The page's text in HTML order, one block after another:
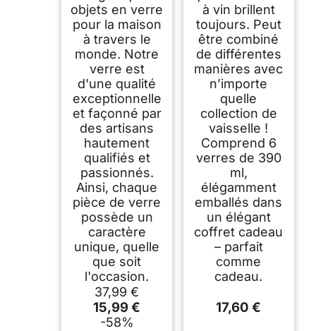
objets en verre
pour la maison
à travers le
monde. Notre
verre est
d'une qualité
exceptionnelle
et façonné par
des artisans
hautement
qualifiés et
passionnés.
Ainsi, chaque
pièce de verre
possède un
caractère
unique, quelle
que soit
l'occasion.
37,99 €
15,99 €
-58%
à vin brillent
toujours. Peut
être combiné
de différentes
manières avec
n’importe
quelle
collection de
vaisselle !
Comprend 6
verres de 390
ml,
élégamment
emballés dans
un élégant
coffret cadeau
– parfait
comme
cadeau.
17,60 €